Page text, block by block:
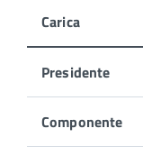
Carica
Presidente
Componente